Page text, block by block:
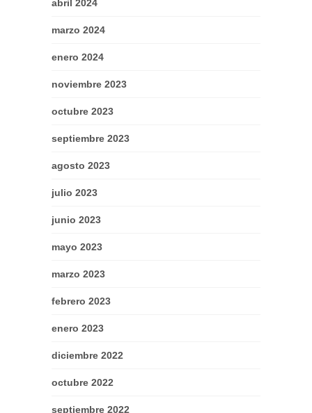
abril 2024
marzo 2024
enero 2024
noviembre 2023
octubre 2023
septiembre 2023
agosto 2023
julio 2023
junio 2023
mayo 2023
marzo 2023
febrero 2023
enero 2023
diciembre 2022
octubre 2022
septiembre 2022